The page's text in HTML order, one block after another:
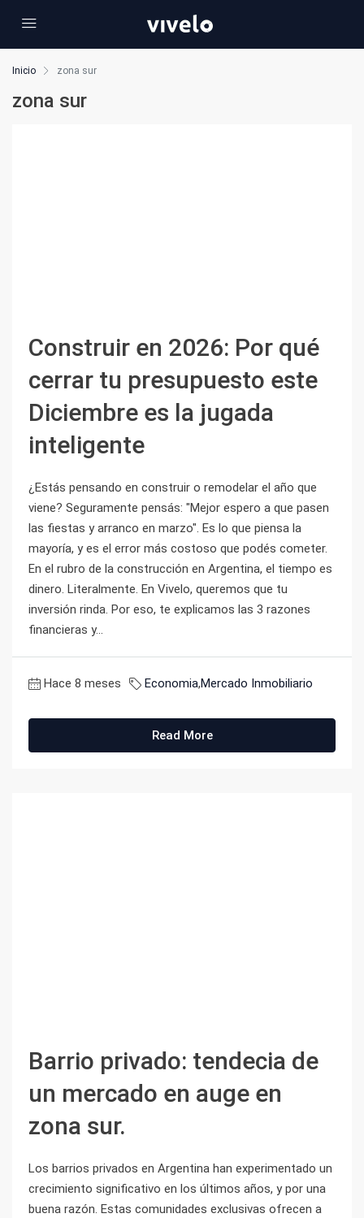
Inicio zona sur
zona sur
Construir en 2026: Por qué
cerrar tu presupuesto este
Diciembre es la jugada
inteligente
¿Estás pensando en construir o remodelar el año que
viene? Seguramente pensás: "Mejor espero a que pasen
las fiestas y arranco en marzo". Es lo que piensa la
mayoría, y es el error más costoso que podés cometer.
En el rubro de la construcción en Argentina, el tiempo es
dinero. Literalmente. En Vivelo, queremos que tu
inversión rinda. Por eso, te explicamos las 3 razones
financieras y...
Hace 8 meses Economia,Mercado Inmobiliario
Read More
Barrio privado: tendecia de
un mercado en auge en
zona sur.
Los barrios privados en Argentina han experimentado un
crecimiento significativo en los últimos años, y por una
buena razón. Estas comunidades exclusivas ofrecen a